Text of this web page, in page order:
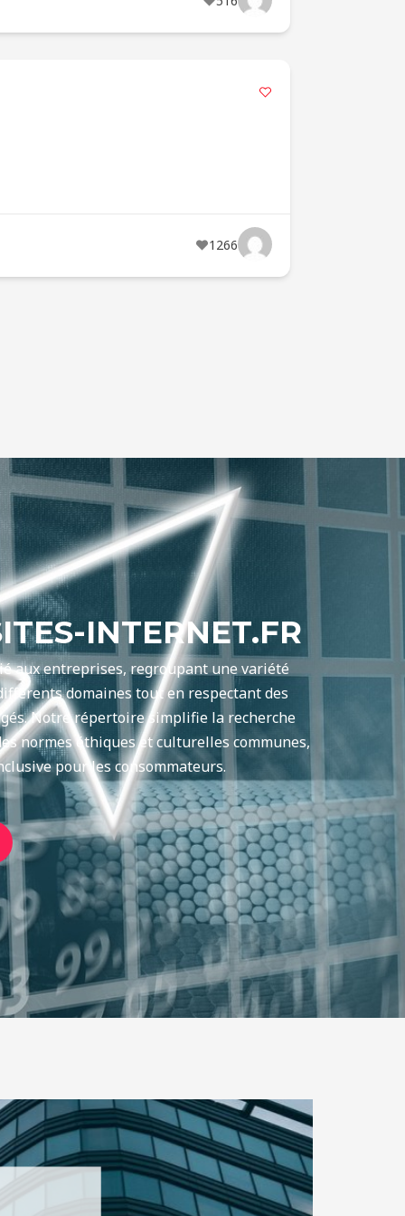
1266
INTERNET.FR
aux entreprises, regroupant une variété
domaines tout en respectant des
Notre répertoire simplifie la recherche
normes éthiques et culturelles communes,
pour les consommateurs.